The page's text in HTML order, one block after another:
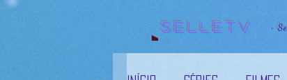
Selletv •